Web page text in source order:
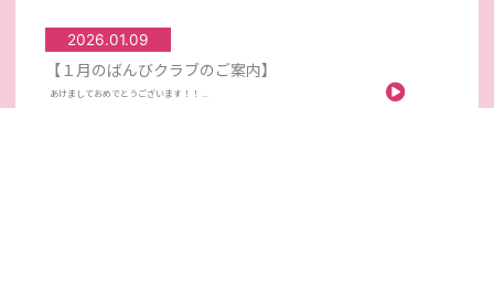
2026.01.09
【１月のばんびクラブのご案内】
あけましておめでとうございます！！ ...